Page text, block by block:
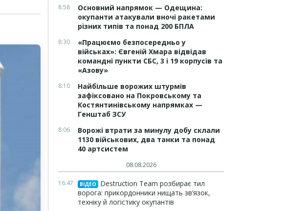
8:58
Основний напрямок — Одещина:
окупанти атакували вночі ракетами
різних типів та понад 200 БПЛА
8:30
«Працюємо безпосередньо у
військах»: Євгеній Хмара відвідав
командні пункти СБС, 3 і 19 корпусів та
«Азову»
8:10
Найбільше ворожих штурмів
зафіксовано на Покровському та
Костянтинівському напрямках —
Генштаб ЗСУ
8:06
Ворожі втрати за минулу добу склали
1130 військових, два танки та понад
40 артсистем
08.08.2026
16:47 ВІДЕО
Destruction Team розбирає тил
ворога: прикордонники нищать зв’язок,
техніку й логістику окупантів